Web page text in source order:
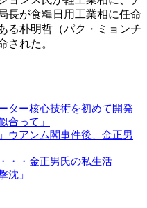
長が食糧日用工業相に任命
る朴明哲（パク・ミョンチ
された。
ター核心技術を初めて開発
合って」
ウアンム閣事件後、金正男
・・金正男氏の私生活
沈」